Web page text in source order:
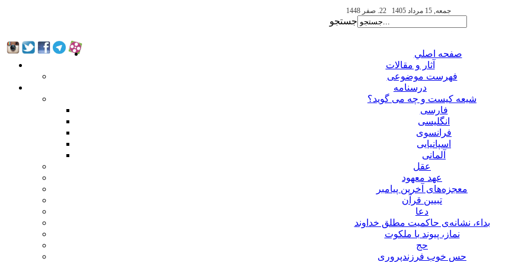
جمعه, 15 مرداد 1405 22. صفر 1448
جستجو
صفحه اصلي
آثار و مقالات
فهرست موضوعی
درسنامه
شیعه کیست و چه می گوید؟
فارسی
انگلیسی
فرانسوی
اسپانیایی
آلمانی
عقل
عهد معهود
معجزه‌های آخرین پیامبر
تبيين قرآن
دعا
بداء، نشانه‌ی حاکمیت مطلق خداوند
نماز، پیوند با ملکوت
حج
حس خوب فرزندپروری